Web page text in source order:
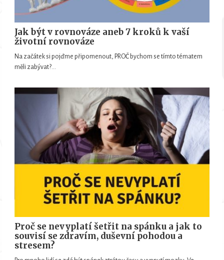
Jak být v rovnováze aneb 7 kroků k vaší
životní rovnováze
Na začátek si pojďme připomenout, PROČ bychom se tímto tématem
měli zabývat?…
Proč se nevyplatí šetřit na spánku a jak to
souvisí se zdravím, duševní pohodou a
stresem?